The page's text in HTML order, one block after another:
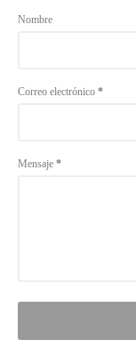
Nombre
Correo electrónico *
Mensaje *